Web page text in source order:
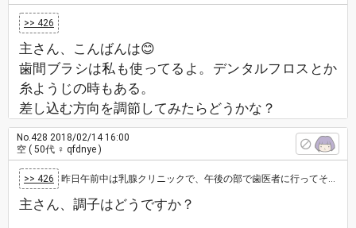
>> 426
主さん、こんばんは😊
歯間ブラシは私も使ってるよ。デンタルフロスとか
糸ようじの時もある。
差し込む方向を調節してみたらどうかな？
No.428 2018/02/14 16:00
空 ( 50代 ♀ qfdnye )
>> 426 昨日午前中は乳腺クリニックで、午後の部で歯医者に行ってそこで初めて歯間ブラシの使い方の指導を受けました。歯医者で歯科衛生士さんが側で教えてく…
主さん、調子はどうですか？